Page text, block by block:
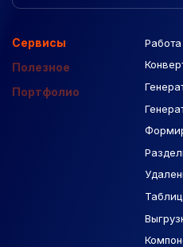
Сервисы
Полезное
Портфолио
База
РСЯ